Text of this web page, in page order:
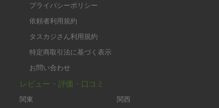
プライバシーポリシー
依頼者利用規約
タスカジさん利用規約
特定商取引法に基づく表示
お問い合わせ
レビュー・評価・口コミ
関東
関西